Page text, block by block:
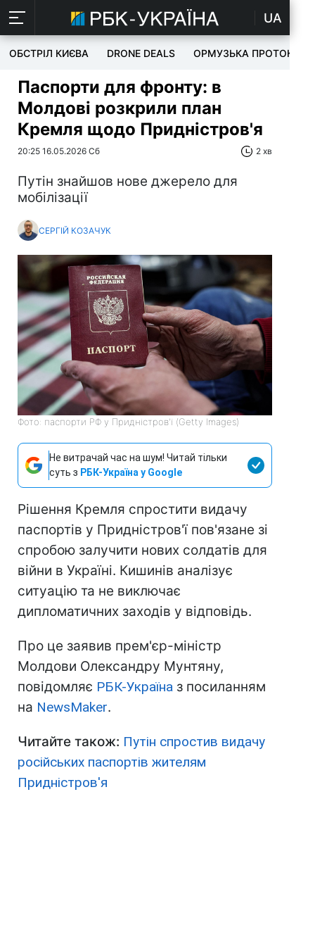
UA
ОБСТРІЛ КИЄВА DRONE DEALS ОРМУЗЬКА ПРОТОКА
Паспорти для фронту: в
Молдові розкрили план
Кремля щодо Придністров'я
20:25 16.05.2026 Сб 2 хв
Путін знайшов нове джерело для
мобілізації
СЕРГІЙ КОЗАЧУК
Фото: паспорти РФ у Придністров'ї (Getty Images)
Не витрачай час на шум! Читай тільки
суть з РБК-Україна у Google
Рішення Кремля спростити видачу
паспортів у Придністров'ї пов'язане зі
спробою залучити нових солдатів для
війни в Україні. Кишинів аналізує
ситуацію та не виключає
дипломатичних заходів у відповідь.
Про це заявив прем'єр-міністр
Молдови Олександру Мунтяну,
повідомляє РБК-Україна з посиланням
на NewsMaker.
Читайте також: Путін спростив видачу
російських паспортів жителям
Придністров'я